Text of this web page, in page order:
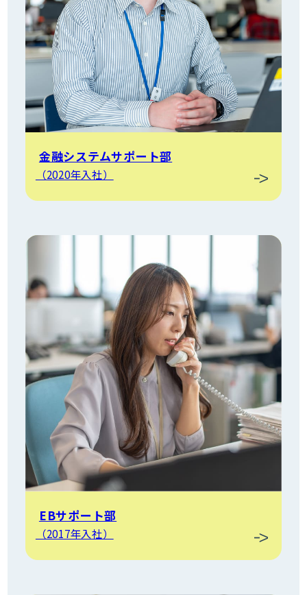
金融システムサポート部
（2020年入社）
EBサポート部
（2017年入社）